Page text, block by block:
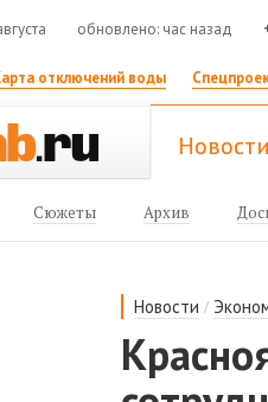
обновлено: час назад
отключений воды
Новости
Сюжеты Архив
Новости /